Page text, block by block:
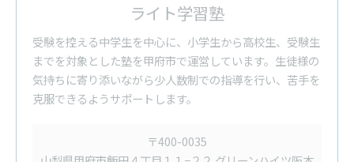
ライト学習塾
受験を控える中学生を中心に、小学生から高校生、受験生
までを対象とした塾を甲府市で運営しています。生徒様の
気持ちに寄り添いながら少人数制での指導を行い、苦手を
克服できるようサポートします。
〒400-0035